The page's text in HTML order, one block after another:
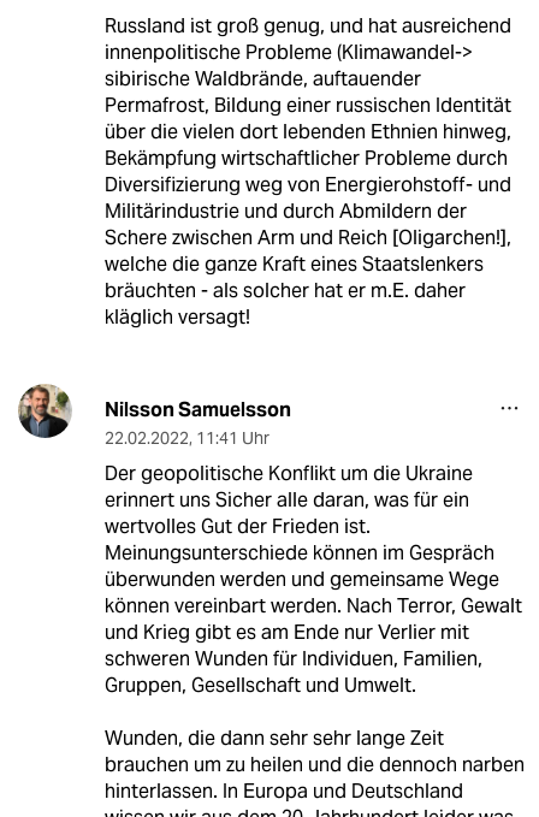
Russland ist groß genug, und hat ausreichend
innenpolitische Probleme (Klimawandel->
sibirische Waldbrände, auftauender
Permafrost, Bildung einer russischen Identität
über die vielen dort lebenden Ethnien hinweg,
Bekämpfung wirtschaftlicher Probleme durch
Diversifizierung weg von Energierohstoff- und
Militärindustrie und durch Abmildern der
Schere zwischen Arm und Reich [Oligarchen!],
welche die ganze Kraft eines Staatslenkers
bräuchten - als solcher hat er m.E. daher
kläglich versagt!
Nilsson Samuelsson
22.02.2022, 11:41 Uhr
Der geopolitische Konflikt um die Ukraine
erinnert uns Sicher alle daran, was für ein
wertvolles Gut der Frieden ist.
Meinungsunterschiede können im Gespräch
überwunden werden und gemeinsame Wege
können vereinbart werden. Nach Terror, Gewalt
und Krieg gibt es am Ende nur Verlier mit
schweren Wunden für Individuen, Familien,
Gruppen, Gesellschaft und Umwelt.
Wunden, die dann sehr sehr lange Zeit
brauchen um zu heilen und die dennoch narben
hinterlassen. In Europa und Deutschland